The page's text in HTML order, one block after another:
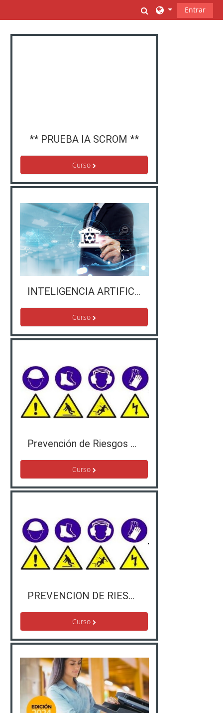
Selector de
Entrar
** PRUEBA IA SCROM **
Curso
INTELIGENCIA ARTIFICIAL. INTRODUCCION Y SUS APLICACIONES EN LA ADMINISTRACION PUBLICA
Curso
Prevención de Riesgos Laborales - JCCM
Curso
PREVENCION DE RIESGOS LABORALES
Curso